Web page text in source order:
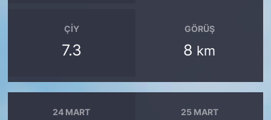
ÇIY
7.3
GÖRÜŞ
8 km
24 MART 25 MART